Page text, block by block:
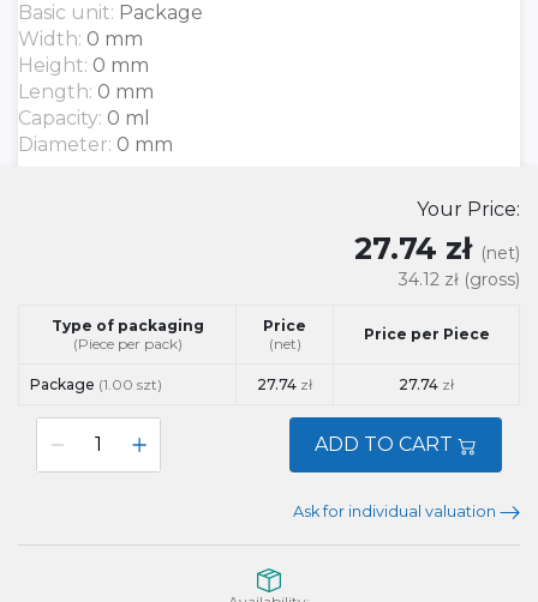
Basic unit: Package
Width: 0 mm
Height: 0 mm
Length: 0 mm
Capacity: 0 ml
Diameter: 0 mm
Your Price:
27.74 zł (net)
34.12 zł (gross)
Type of packaging
(Piece per pack)
Price
(net)
Price per Piece
Package (1.00 szt) 27.74 zł 27.74 zł
ADD TO CART
Ask for individual valuation